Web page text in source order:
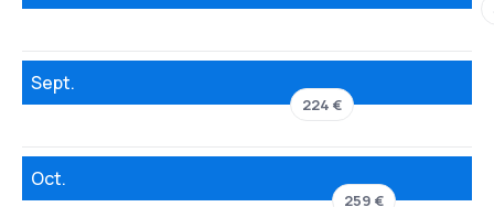
Sept.
224 €
Oct.
259 €